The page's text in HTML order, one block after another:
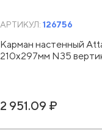
АРТИКУЛ: 126756
Карман настенный
210х297мм N35
2 951.09 ₽